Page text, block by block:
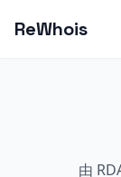
ReWhois
由